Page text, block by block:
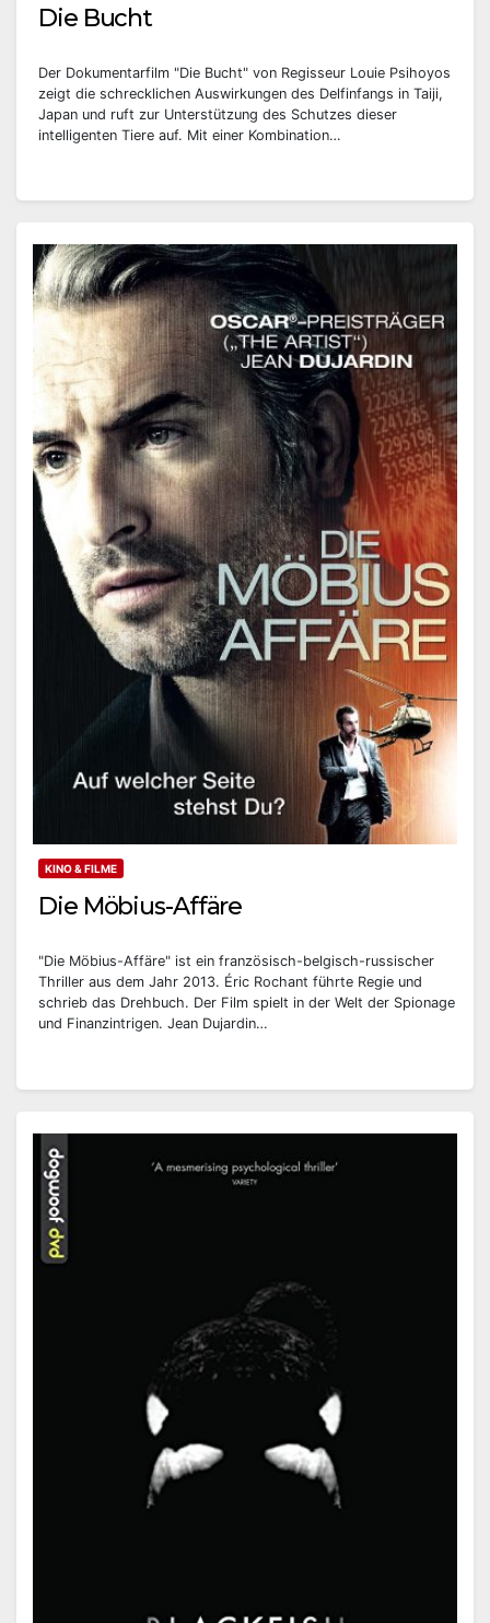
Die Bucht
Der Dokumentarfilm "Die Bucht" von Regisseur Louie Psihoyos
zeigt die schrecklichen Auswirkungen des Delfinfangs in Taiji,
Japan und ruft zur Unterstützung des Schutzes dieser
intelligenten Tiere auf. Mit einer Kombination…
KINO & FILME
Die Möbius-Affäre
"Die Möbius-Affäre" ist ein französisch-belgisch-russischer
Thriller aus dem Jahr 2013. Éric Rochant führte Regie und
schrieb das Drehbuch. Der Film spielt in der Welt der Spionage
und Finanzintrigen. Jean Dujardin…